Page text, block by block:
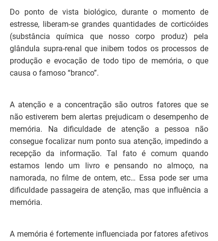
Do ponto de vista biológico, durante o momento de
estresse, liberam-se grandes quantidades de corticóides
(substância química que nosso corpo produz) pela
glândula supra-renal que inibem todos os processos de
produção e evocação de todo tipo de memória, o que
causa o famoso “branco”.
A atenção e a concentração são outros fatores que se
não estiverem bem alertas prejudicam o desempenho de
memória. Na dificuldade de atenção a pessoa não
consegue focalizar num ponto sua atenção, impedindo a
recepção da informação. Tal fato é comum quando
estamos lendo um livro e pensando no almoço, na
namorada, no filme de ontem, etc… Essa pode ser uma
dificuldade passageira de atenção, mas que influência a
memória.
A memória é fortemente influenciada por fatores afetivos